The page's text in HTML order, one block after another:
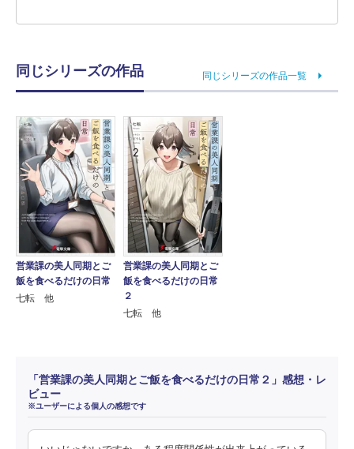
同じシリーズの作品 同じシリーズの作品一覧
営業課の美人同期とご
飯を食べるだけの日常
七転 他
営業課の美人同期とご
飯を食べるだけの日常
２
七転 他
「営業課の美人同期とご飯を食べるだけの日常２」感想・レ
ビュー
※ユーザーによる個人の感想です